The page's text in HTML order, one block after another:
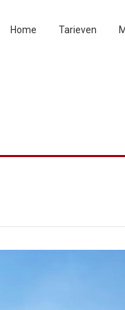
Home Tarieven